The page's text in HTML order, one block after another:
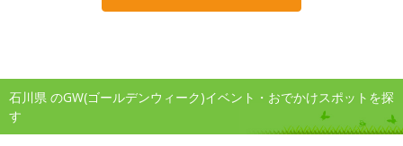
石川県 のGW(ゴールデンウィーク)イベント・おでかけスポットを探
す